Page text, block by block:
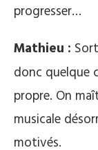
progresser…
Mathieu :
donc quelque
propre. On
musicale
motivés.